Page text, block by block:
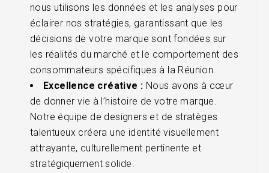
nous utilisons les données et les analyses pour
éclairer nos stratégies, garantissant que les
décisions de votre marque sont fondées sur
les réalités du marché et le comportement des
consommateurs spécifiques à la Réunion.
Excellence créative : Nous avons à cœur
de donner vie à l’histoire de votre marque.
Notre équipe de designers et de stratèges
talentueux créera une identité visuellement
attrayante, culturellement pertinente et
stratégiquement solide.